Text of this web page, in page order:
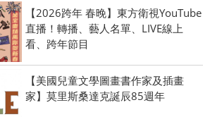
【2026跨年 春晚】東方衛視YouTube
直播！轉播、藝人名單、LIVE線上
看、跨年節目
【美國兒童文學圖畫書作家及插畫
家】莫里斯桑達克誕辰85週年